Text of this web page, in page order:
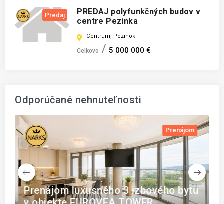
Predaj
PREDAJ polyfunkčných budov v
centre Pezinka
Centrum, Pezinok
Celkovo 5 000 000 €
Odporúčané nehnuteľnosti
Prenájom
Prenájom luxusného 3 izbového bytu